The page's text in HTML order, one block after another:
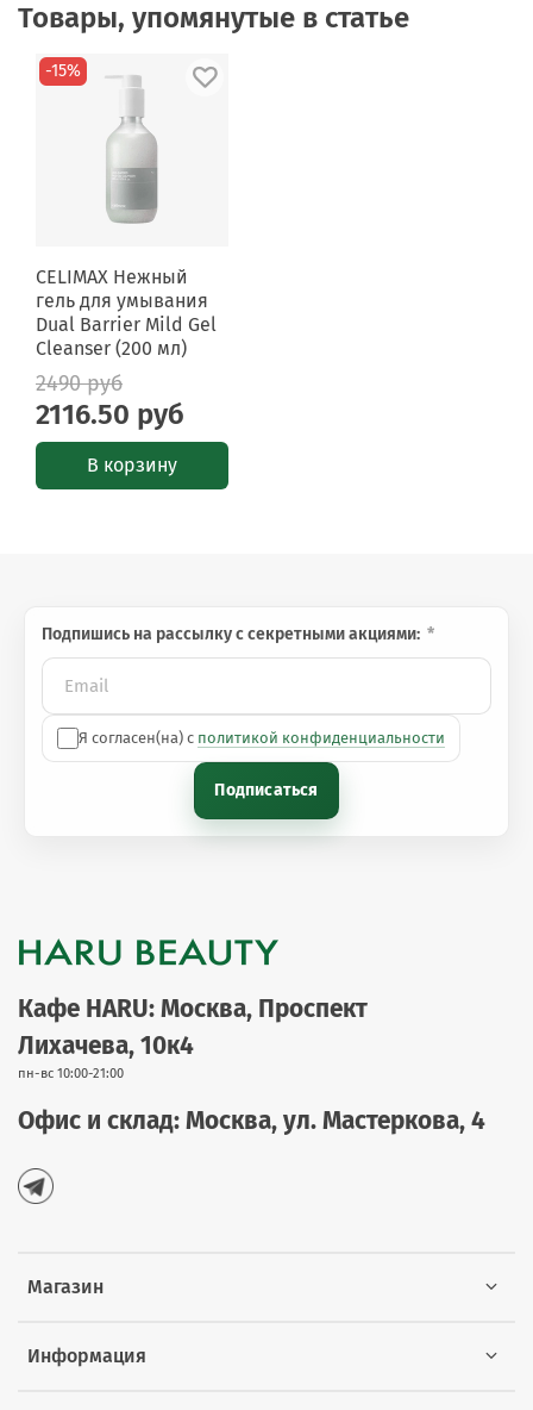
Товары, упомянутые в статье
-15%
CELIMAX Нежный
гель для умывания
Dual Barrier Mild Gel
Cleanser (200 мл)
2490 руб
2116.50 руб
В корзину
Подпишись на рассылку с секретными акциями:
Я согласен(на) с политикой конфиденциальности
Подписаться
Магазин
Информация
Кафе HARU: Москва, Проспект
Лихачева, 10к4
пн-вс 10:00-21:00
Офис и склад: Москва, ул. Мастеркова, 4